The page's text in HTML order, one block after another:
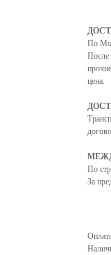
По
После
цена.
По
За